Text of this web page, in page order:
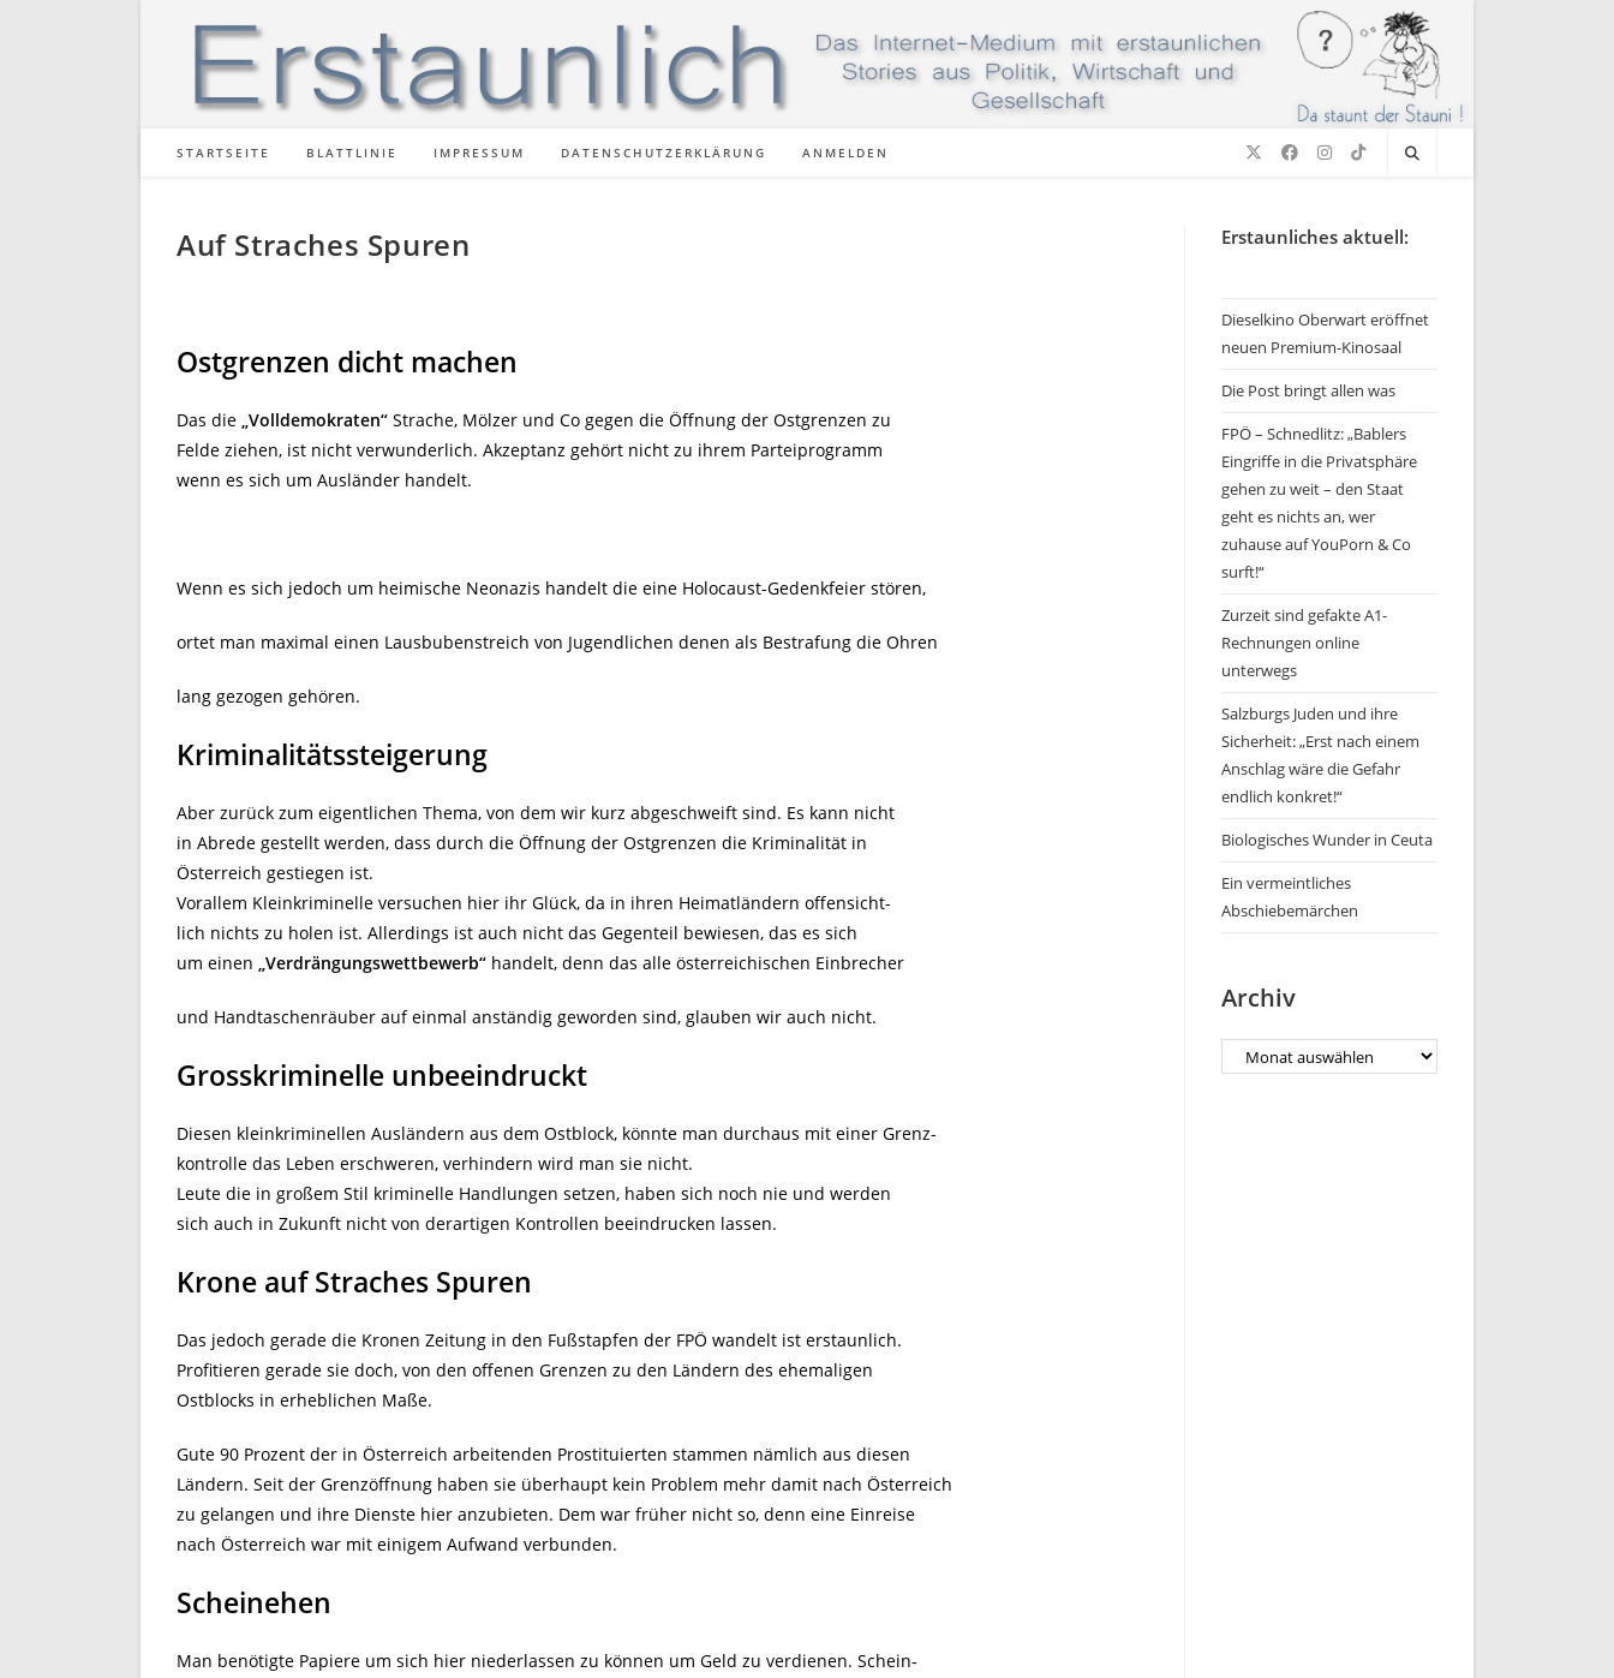
STARTSEITE BLATTLINIE IMPRESSUM DATENSCHUTZERKLÄRUNG ANMELDEN
Auf Straches Spuren
Ostgrenzen dicht machen
Das die „Volldemokraten“ Strache, Mölzer und Co gegen die Öffnung der Ostgrenzen zu
Felde ziehen, ist nicht verwunderlich. Akzeptanz gehört nicht zu ihrem Parteiprogramm
wenn es sich um Ausländer handelt.
Wenn es sich jedoch um heimische Neonazis handelt die eine Holocaust-Gedenkfeier stören,
ortet man maximal einen Lausbubenstreich von Jugendlichen denen als Bestrafung die Ohren
lang gezogen gehören.
Kriminalitätssteigerung
Aber zurück zum eigentlichen Thema, von dem wir kurz abgeschweift sind. Es kann nicht
in Abrede gestellt werden, dass durch die Öffnung der Ostgrenzen die Kriminalität in
Österreich gestiegen ist.
Vorallem Kleinkriminelle versuchen hier ihr Glück, da in ihren Heimatländern offensicht-
lich nichts zu holen ist. Allerdings ist auch nicht das Gegenteil bewiesen, das es sich
um einen „Verdrängungswettbewerb“ handelt, denn das alle österreichischen Einbrecher
und Handtaschenräuber auf einmal anständig geworden sind, glauben wir auch nicht.
Grosskriminelle unbeeindruckt
Diesen kleinkriminellen Ausländern aus dem Ostblock, könnte man durchaus mit einer Grenz-
kontrolle das Leben erschweren, verhindern wird man sie nicht.
Leute die in großem Stil kriminelle Handlungen setzen, haben sich noch nie und werden
sich auch in Zukunft nicht von derartigen Kontrollen beeindrucken lassen.
Krone auf Straches Spuren
Das jedoch gerade die Kronen Zeitung in den Fußstapfen der FPÖ wandelt ist erstaunlich.
Profitieren gerade sie doch, von den offenen Grenzen zu den Ländern des ehemaligen
Ostblocks in erheblichen Maße.
Gute 90 Prozent der in Österreich arbeitenden Prostituierten stammen nämlich aus diesen
Ländern. Seit der Grenzöffnung haben sie überhaupt kein Problem mehr damit nach Österreich
zu gelangen und ihre Dienste hier anzubieten. Dem war früher nicht so, denn eine Einreise
nach Österreich war mit einigem Aufwand verbunden.
Scheinehen
Man benötigte Papiere um sich hier niederlassen zu können um Geld zu verdienen. Schein-
Erstaunliches aktuell:
Dieselkino Oberwart eröffnet
neuen Premium-Kinosaal
Die Post bringt allen was
FPÖ – Schnedlitz: „Bablers
Eingriffe in die Privatsphäre
gehen zu weit – den Staat
geht es nichts an, wer
zuhause auf YouPorn & Co
surft!“
Zurzeit sind gefakte A1-
Rechnungen online
unterwegs
Salzburgs Juden und ihre
Sicherheit: „Erst nach einem
Anschlag wäre die Gefahr
endlich konkret!“
Biologisches Wunder in Ceuta
Ein vermeintliches
Abschiebemärchen
Archiv
Archiv